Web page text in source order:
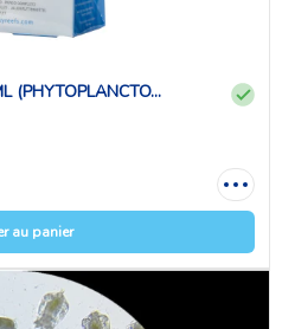
(PHYTOPLANCTO...
au panier